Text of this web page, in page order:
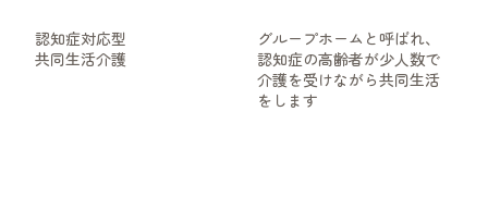
認知症対応型
共同生活介護
グループホームと呼ばれ、
認知症の高齢者が少人数で
介護を受けながら共同生活
をします